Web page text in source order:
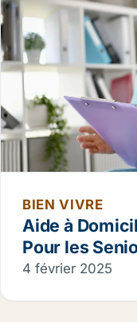
BIEN VIVRE
Aide à
Pour les
4 février 2025